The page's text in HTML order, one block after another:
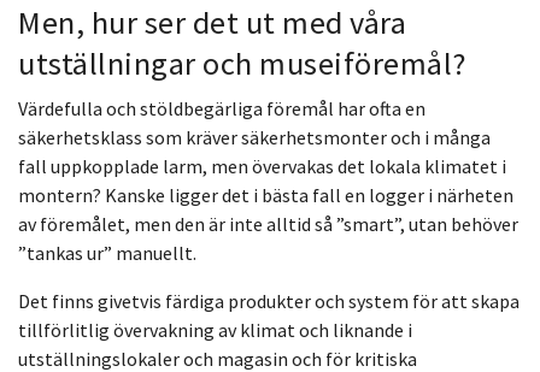
Men, hur ser det ut med våra
utställningar och museiföremål?
Värdefulla och stöldbegärliga föremål har ofta en
säkerhetsklass som kräver säkerhetsmonter och i många
fall uppkopplade larm, men övervakas det lokala klimatet i
montern? Kanske ligger det i bästa fall en logger i närheten
av föremålet, men den är inte alltid så ”smart”, utan behöver
”tankas ur” manuellt.
Det finns givetvis färdiga produkter och system för att skapa
tillförlitlig övervakning av klimat och liknande i
utställningslokaler och magasin och för kritiska